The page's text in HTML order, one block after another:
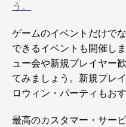
う。
ゲームのイベントだけで
できるイベントも開催しま
ュー会や新規プレイヤー
てみましょう。新規プレ
ロウィン・パーティもお
最高のカスタマー・サー